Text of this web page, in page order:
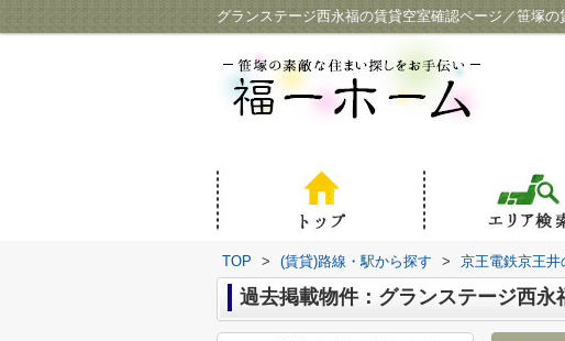
グランステージ西永福の賃貸空室確認ページ／笹塚の
TOP > (賃貸)路線・駅から探す > 京王電鉄京王井
過去掲載物件：グランステージ西永